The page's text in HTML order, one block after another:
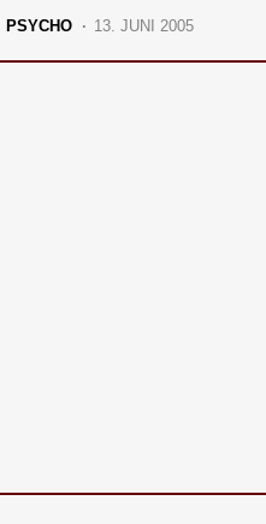
PSYCHO 13. JUNI 2005